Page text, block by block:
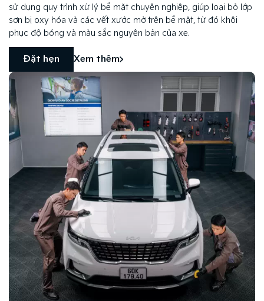
sử dụng quy trình xử lý bề mặt chuyên nghiệp, giúp loại bỏ lớp
sơn bị oxy hóa và các vết xước mờ trên bề mặt, từ đó khôi
phục độ bóng và màu sắc nguyên bản của xe.
Đặt hẹn Xem thêm